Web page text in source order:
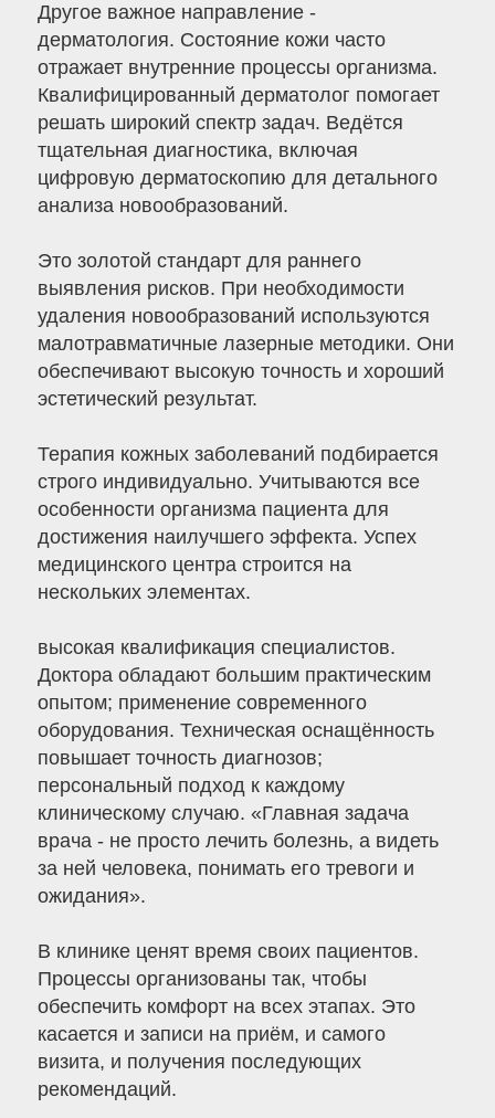
Другое важное направление -
дерматология. Состояние кожи часто
отражает внутренние процессы организма.
Квалифицированный дерматолог помогает
решать широкий спектр задач. Ведётся
тщательная диагностика, включая
цифровую дерматоскопию для детального
анализа новообразований.
Это золотой стандарт для раннего
выявления рисков. При необходимости
удаления новообразований используются
малотравматичные лазерные методики. Они
обеспечивают высокую точность и хороший
эстетический результат.
Терапия кожных заболеваний подбирается
строго индивидуально. Учитываются все
особенности организма пациента для
достижения наилучшего эффекта. Успех
медицинского центра строится на
нескольких элементах.
высокая квалификация специалистов.
Доктора обладают большим практическим
опытом; применение современного
оборудования. Техническая оснащённость
повышает точность диагнозов;
персональный подход к каждому
клиническому случаю. «Главная задача
врача - не просто лечить болезнь, а видеть
за ней человека, понимать его тревоги и
ожидания».
В клинике ценят время своих пациентов.
Процессы организованы так, чтобы
обеспечить комфорт на всех этапах. Это
касается и записи на приём, и самого
визита, и получения последующих
рекомендаций.